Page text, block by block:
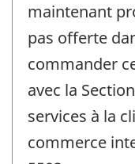
maintenant
pas offerte
commander
avec la
services à la
commerce